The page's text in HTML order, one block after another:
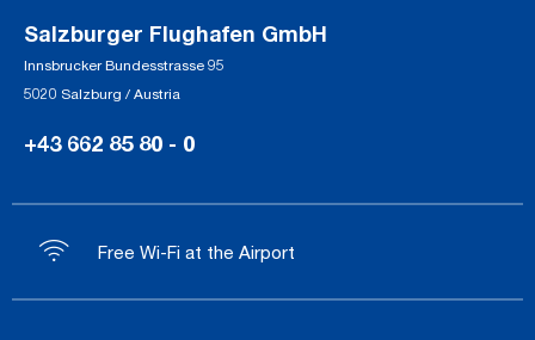
Salzburger Flughafen GmbH
Innsbrucker Bundesstrasse 95
5020 Salzburg / Austria
+43 662 85 80 - 0
Free Wi-Fi at the Airport